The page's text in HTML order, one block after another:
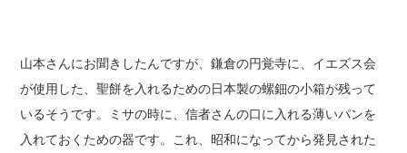
山本さんにお聞きしたんですが、鎌倉の円覚寺に、イエズス会
が使用した、聖餅を入れるための日本製の螺鈿の小箱が残って
いるそうです。ミサの時に、信者さんの口に入れる薄いパンを
入れておくための器です。これ、昭和になってから発見された